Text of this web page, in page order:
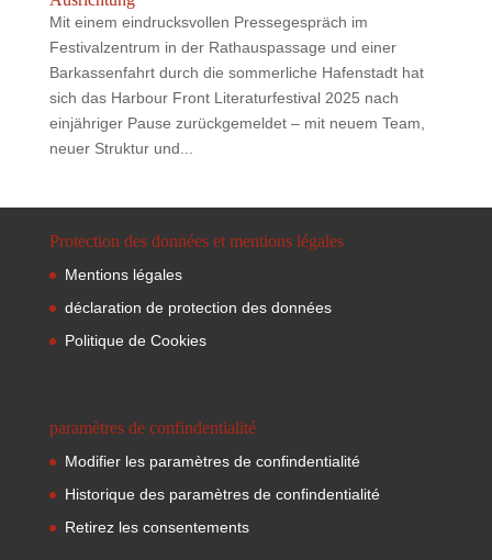
Mit einem eindrucksvollen Pressegespräch im
Festivalzentrum in der Rathauspassage und einer
Barkassenfahrt durch die sommerliche Hafenstadt hat
sich das Harbour Front Literaturfestival 2025 nach
einjähriger Pause zurückgemeldet – mit neuem Team,
neuer Struktur und...
Protection des données et mentions légales
Mentions légales
déclaration de protection des données
Politique de Cookies
paramètres de confindentialité
Modifier les paramètres de confindentialité
Historique des paramètres de confindentialité
Retirez les consentements